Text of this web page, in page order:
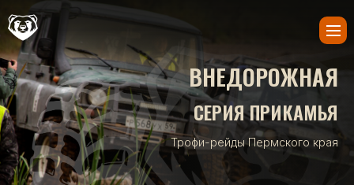
ВНЕДОРОЖНАЯ
СЕРИЯ ПРИКАМЬЯ
Трофи-рейды Пермского края